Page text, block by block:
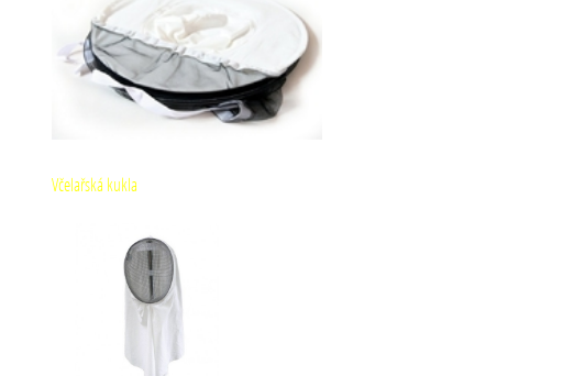
Včelařská kukla